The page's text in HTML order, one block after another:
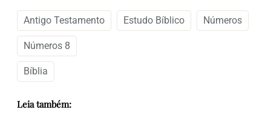
Antigo Testamento Estudo Bíblico Números
Números 8
Bíblia
Leia também: